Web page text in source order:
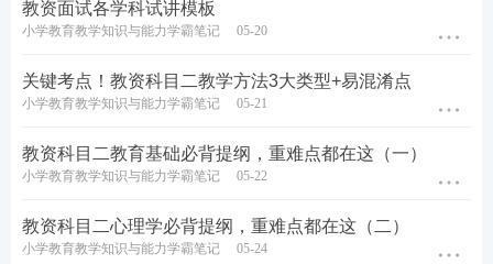
教资面试各学科试讲模板
小学教育教学知识与能力学霸笔记 05-20
关键考点！教资科目二教学方法3大类型+易混淆点
小学教育教学知识与能力学霸笔记 05-21
教资科目二教育基础必背提纲，重难点都在这（一）
小学教育教学知识与能力学霸笔记 05-22
教资科目二心理学必背提纲，重难点都在这（二）
小学教育教学知识与能力学霸笔记 05-24